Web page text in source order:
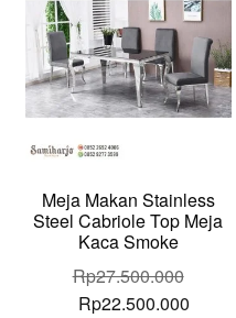
Meja Makan Stainless
Steel Cabriole Top Meja
Kaca Smoke
Rp27.500.000
Original
Rp22.500.000Current